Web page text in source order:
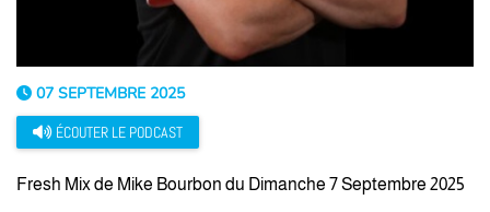
07 SEPTEMBRE 2025
ÉCOUTER LE PODCAST
Fresh Mix de Mike Bourbon du Dimanche 7 Septembre 2025